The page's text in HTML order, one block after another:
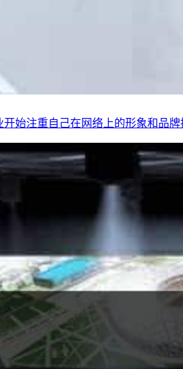
始注重自己在网络上的形象和品牌